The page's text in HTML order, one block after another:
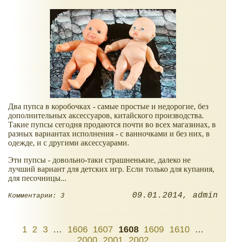
Два пупса в коробочках - самые простые и недорогие, без
дополнительных аксессуаров, китайского производства.
Такие пупсы сегодня продаются почти во всех магазинах, в
разных вариантах исполнения - с ванночками и без них, в
одежде, и с другими аксессуарами.
Эти пупсы - довольно-таки страшненькие, далеко не
лучший вариант для детских игр. Если только для купания,
для песочницы...
Комментарии: 3 09.01.2014 admin
1 2 3 … 1606 1607 1608 1609 1610
…